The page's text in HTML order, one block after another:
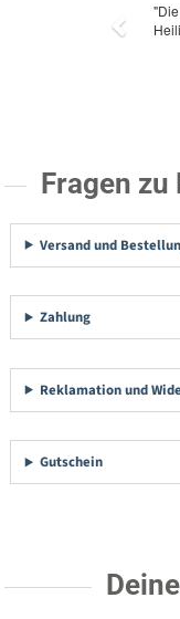
Fragen zu
Versand und
Zahlung
Reklamation und
Gutschein